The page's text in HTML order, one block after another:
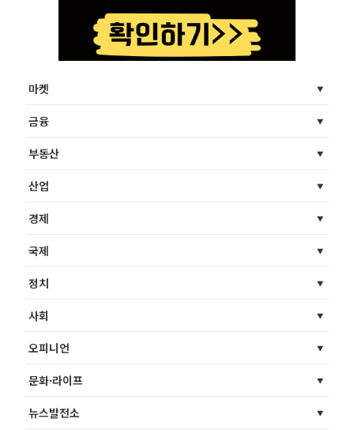
마켓
금융
부동산
산업
경제
국제
정치
사회
오피니언
문화·라이프
뉴스발전소